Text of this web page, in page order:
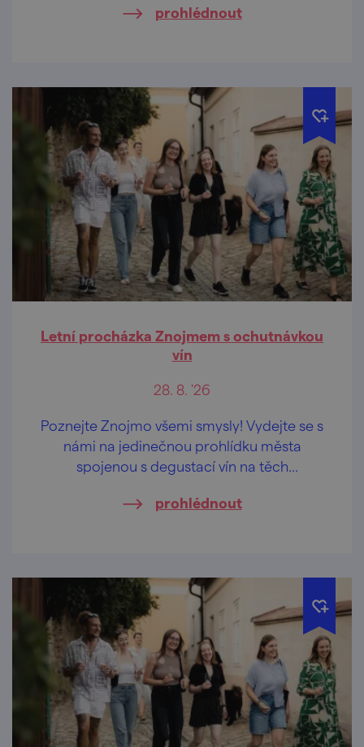
prohlédnout
Letní procházka Znojmem s ochutnávkou
vín
28. 8. '26
Poznejte Znojmo všemi smysly! Vydejte se s
námi na jedinečnou prohlídku města
spojenou s degustací vín na těch
prohlédnout